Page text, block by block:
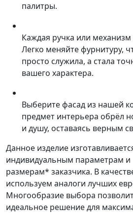
палитры.
Каждая ручка или
Легко меняйте фурнитуру,
просто служила, а стала
вашего характера.
Выберите фасад из нашей
предмет интерьера обрёл
и душу, оставаясь верным
Данное изделие
индивидуальным параметрам и
размерам* заказчика. В
используем аналоги лучших
Многообразие выбора
идеальное решение для